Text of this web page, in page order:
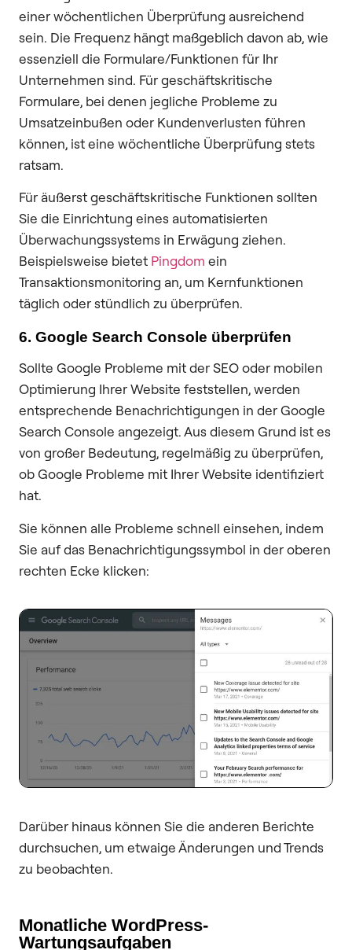
einer wöchentlichen Überprüfung ausreichend
sein. Die Frequenz hängt maßgeblich davon ab, wie
essenziell die Formulare/Funktionen für Ihr
Unternehmen sind. Für geschäftskritische
Formulare, bei denen jegliche Probleme zu
Umsatzeinbußen oder Kundenverlusten führen
können, ist eine wöchentliche Überprüfung stets
ratsam.
Für äußerst geschäftskritische Funktionen sollten
Sie die Einrichtung eines automatisierten
Überwachungssystems in Erwägung ziehen.
Beispielsweise bietet Pingdom ein
Transaktionsmonitoring an, um Kernfunktionen
täglich oder stündlich zu überprüfen.
6. Google Search Console überprüfen
Sollte Google Probleme mit der SEO oder mobilen
Optimierung Ihrer Website feststellen, werden
entsprechende Benachrichtigungen in der Google
Search Console angezeigt. Aus diesem Grund ist es
von großer Bedeutung, regelmäßig zu überprüfen,
ob Google Probleme mit Ihrer Website identifiziert
hat.
Sie können alle Probleme schnell einsehen, indem
Sie auf das Benachrichtigungssymbol in der oberen
rechten Ecke klicken:
Darüber hinaus können Sie die anderen Berichte
durchsuchen, um etwaige Änderungen und Trends
zu beobachten.
Monatliche WordPress-
Wartungsaufgaben